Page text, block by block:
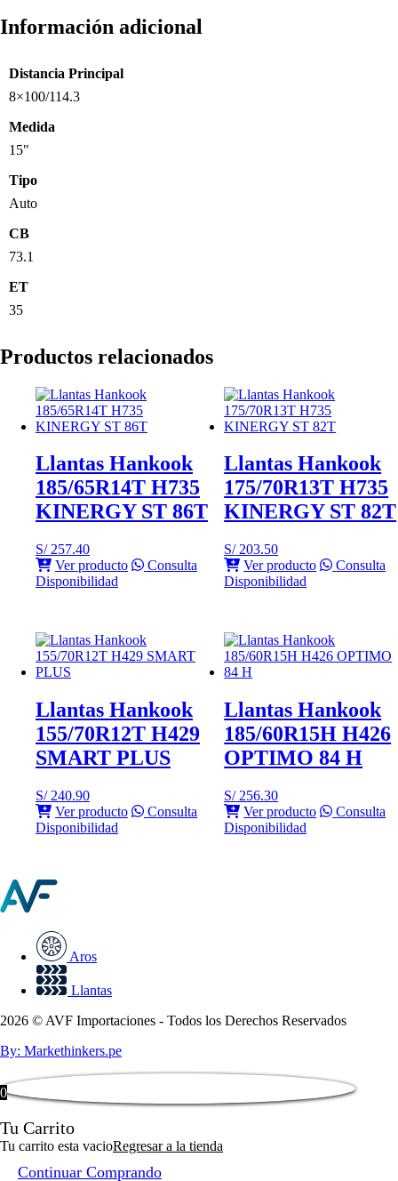
Información adicional
Distancia Principal
8×100/114.3
Medida
15"
Tipo
Auto
CB
73.1
ET
35
Productos relacionados
Llantas Hankook
185/65R14T H735
KINERGY ST 86T
S/257.40
Ver producto
Consulta
Disponibilidad
Llantas Hankook
175/70R13T H735
KINERGY ST 82T
S/203.50
Ver producto
Consulta
Disponibilidad
Llantas Hankook
155/70R12T H429
SMART PLUS
S/240.90
Ver producto
Consulta
Disponibilidad
Llantas Hankook
185/60R15H H426
OPTIMO 84 H
S/256.30
Ver producto
Consulta
Disponibilidad
Aros
Llantas
2026 © AVF Importaciones - Todos los Derechos Reservados
By: Markethinkers.pe
0
Tu Carrito
Tu carrito esta vacioRegresar a la tienda
Continuar Comprando